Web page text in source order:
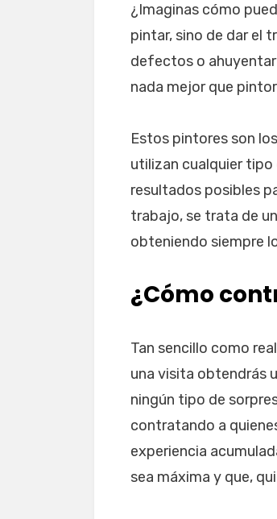
¿Imaginas cómo
pintar, sino de dar el
defectos o ahuyentar
nada mejor que
Estos pintores son
utilizan cualquier tipo
resultados posibles
trabajo, se trata de
obteniendo siempre
¿Cómo
Tan sencillo como
una visita obtendrás
ningún tipo de
contratando a
experiencia
sea máxima y que,